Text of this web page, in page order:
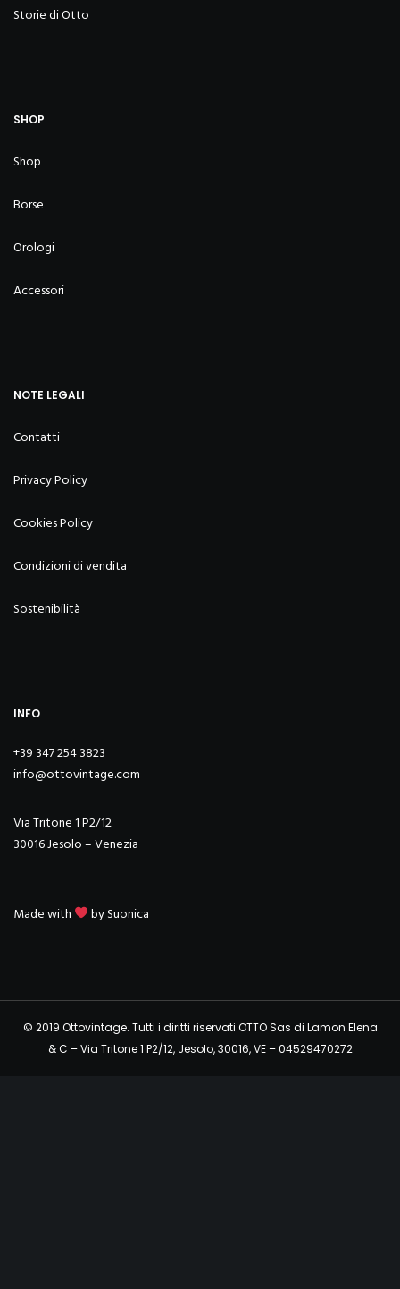
Storie di Otto
SHOP
Shop
Borse
Orologi
Accessori
NOTE LEGALI
Contatti
Privacy Policy
Cookies Policy
Condizioni di vendita
Sostenibilità
INFO
+39 347 254 3823
info@ottovintage.com
Via Tritone 1 P2/12
30016 Jesolo – Venezia
Made with bySuonica
© 2019 Ottovintage. Tutti i diritti riservati OTTO Sas di Lamon Elena
& C – Via Tritone 1 P2/12, Jesolo, 30016, VE – 04529470272